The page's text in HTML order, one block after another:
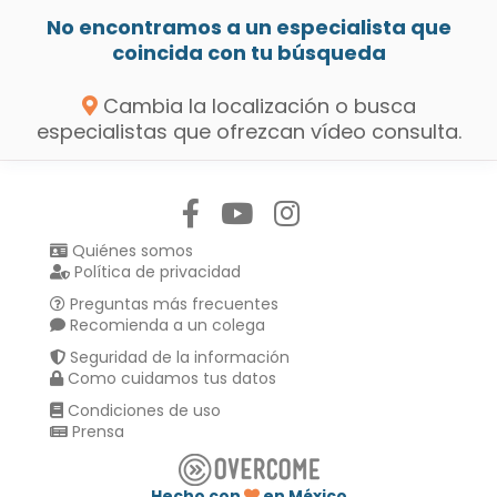
No encontramos a un especialista que
coincida con tu búsqueda
Cambia la localización o busca
especialistas que ofrezcan vídeo consulta.
Quiénes somos
Política de privacidad
Preguntas más frecuentes
Recomienda a un colega
Seguridad de la información
Como cuidamos tus datos
Condiciones de uso
Prensa